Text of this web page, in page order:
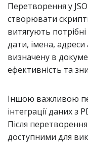
Перетворення у
створювати
витягують потрібні
дати, імена,
визначену в
ефективність та
Іншою важливою
інтеграції даних з
Після
доступними для